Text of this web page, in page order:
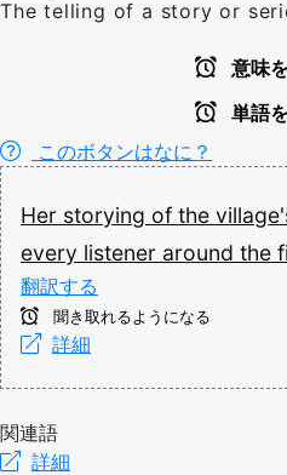
The telling of a story or
意味
単語
このボタンはなに？
Her storying of the
every listener around the
翻訳する
聞き取れるようになる
詳細
関連語
詳細